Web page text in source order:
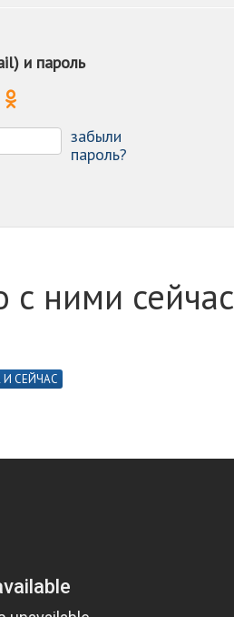
и пароль
забыли
пароль?
с ними сейчас
И СЕЙЧАС